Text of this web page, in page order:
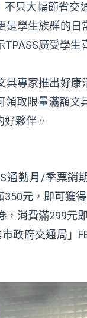
只大幅節省交
學生族群的
廣受學生
專家推出好
取限量滿額文
夥伴。
勤月/季票銷
元，即可獲
，消費滿299元
政府交通局」